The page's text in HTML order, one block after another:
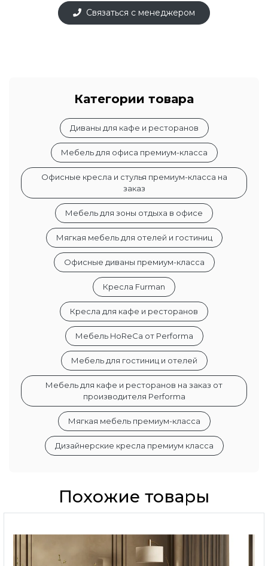
Связаться с менеджером
Категории товара
Диваны для кафе и ресторанов
Мебель для офиса премиум-класса
Офисные кресла и стулья премиум-класса на
заказ
Мебель для зоны отдыха в офисе
Мягкая мебель для отелей и гостиниц
Офисные диваны премиум-класса
Кресла Furman
Кресла для кафе и ресторанов
Мебель HoReCa от Performa
Мебель для гостиниц и отелей
Мебель для кафе и ресторанов на заказ от
производителя Performa
Мягкая мебель премиум-класса
Дизайнерские кресла премиум класса
Похожие товары